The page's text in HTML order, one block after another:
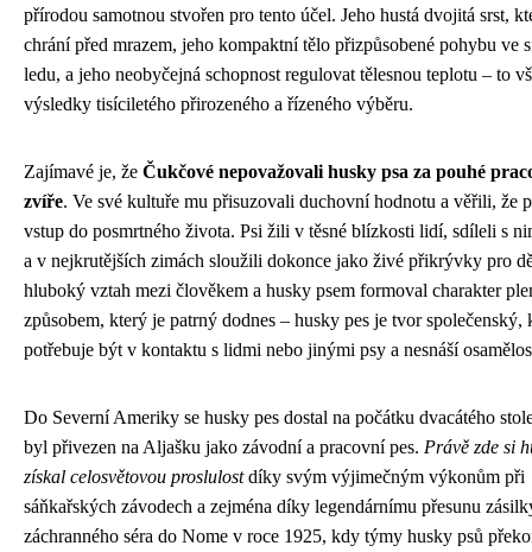
přírodou samotnou stvořen pro tento účel. Jeho hustá dvojitá srst,
chrání před mrazem, jeho kompaktní tělo přizpůsobené pohybu ve
ledu, a jeho neobyčejná schopnost regulovat tělesnou teplotu – to
výsledky tisíciletého přirozeného a řízeného výběru.
Zajímavé je, že Čukčové nepovažovali husky psa za pouhé
zvíře. Ve své kultuře mu přisuzovali duchovní hodnotu a věřili, že
vstup do posmrtného života. Psi žili v těsné blízkosti lidí, sdíleli s
a v nejkrutějších zimách sloužili dokonce jako živé přikrývky pro
hluboký vztah mezi člověkem a husky psem formoval charakter
způsobem, který je patrný dodnes – husky pes je tvor společenský,
potřebuje být v kontaktu s lidmi nebo jinými psy a nesnáší
Do Severní Ameriky se husky pes dostal na počátku dvacátého
byl přivezen na Aljašku jako závodní a pracovní pes. Právě zde si
získal celosvětovou proslulostdíky svým výjimečným výkonům při
sáňkařských závodech a zejména díky legendárnímu přesunu
záchranného séra do Nome v roce 1925, kdy týmy husky psů